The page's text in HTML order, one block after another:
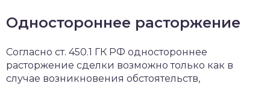
Одностороннее расторжение
Согласно ст. 450.1 ГК РФ одностороннее
расторжение сделки возможно только как в
случае возникновения обстоятельств,